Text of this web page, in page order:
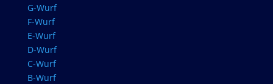
G-Wurf
F-Wurf
E-Wurf
D-Wurf
C-Wurf
B-Wurf